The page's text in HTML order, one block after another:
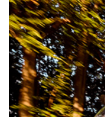
Vendas diretas